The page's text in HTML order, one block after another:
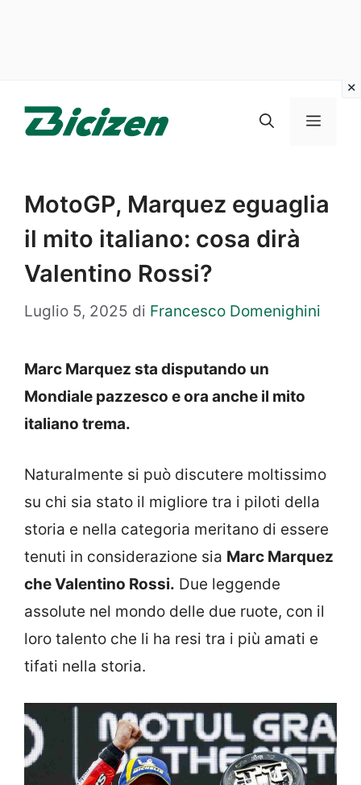
Menu
MotoGP, Marquez eguaglia
il mito italiano: cosa dirà
Valentino Rossi?
Luglio 5, 2025 di Francesco Domenighini
Marc Marquez sta disputando un
Mondiale pazzesco e ora anche il mito
italiano trema.
Naturalmente si può discutere moltissimo
su chi sia stato il migliore tra i piloti della
storia e nella categoria meritano di essere
tenuti in considerazione sia Marc Marquez
che Valentino Rossi. Due leggende
assolute nel mondo delle due ruote, con il
loro talento che li ha resi tra i più amati e
tifati nella storia.